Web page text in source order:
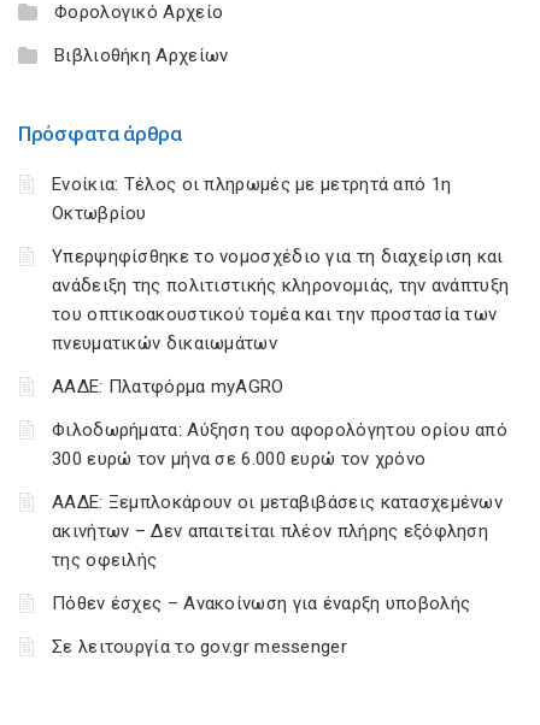
Φορολογικό Αρχείο
Βιβλιοθήκη Αρχείων
Πρόσφατα άρθρα
Ενοίκια: Τέλος οι πληρωμές με μετρητά από 1η
Οκτωβρίου
Υπερψηφίσθηκε το νομοσχέδιο για τη διαχείριση και
ανάδειξη της πολιτιστικής κληρονομιάς, την ανάπτυξη
του οπτικοακουστικού τομέα και την προστασία των
πνευματικών δικαιωμάτων
ΑΑΔΕ: Πλατφόρμα myAGRO
Φιλοδωρήματα: Αύξηση του αφορολόγητου ορίου από
300 ευρώ τον μήνα σε 6.000 ευρώ τον χρόνο
ΑΑΔΕ: Ξεμπλοκάρουν οι μεταβιβάσεις κατασχεμένων
ακινήτων – Δεν απαιτείται πλέον πλήρης εξόφληση
της οφειλής
Πόθεν έσχες – Ανακοίνωση για έναρξη υποβολής
Σε λειτουργία το gov.gr messenger